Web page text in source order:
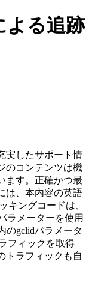
よる追跡
実したサポート情
のコンテンツは機
ます。正確かつ最
は、本内容の英語
キングコードは、
ラメーターを使用
のgclidパラメータ
フィックを取得
トラフィックも自